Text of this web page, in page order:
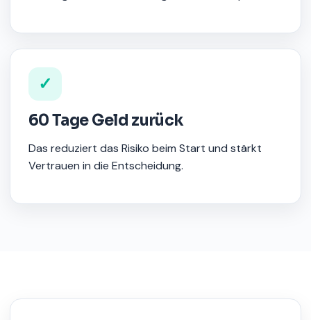
✓
60 Tage Geld zurück
Das reduziert das Risiko beim Start und stärkt
Vertrauen in die Entscheidung.